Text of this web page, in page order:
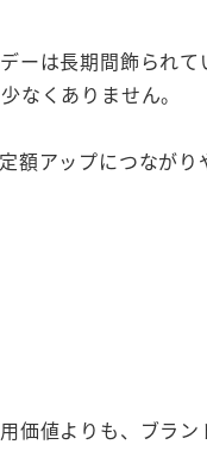
ーは長期間飾られ
なくありません。
額アップにつなが
値よりも、ブラ